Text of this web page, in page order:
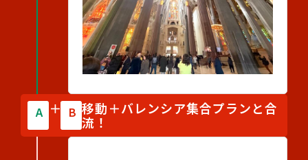
A ＋ B 移動＋バレンシア集合プランと合
流！